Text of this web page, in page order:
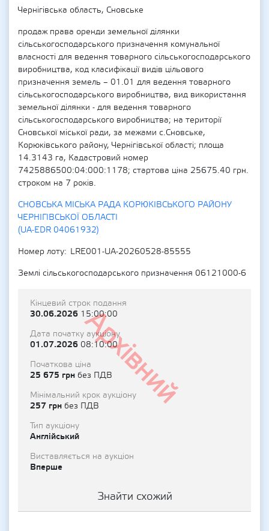
Чернігівська область, Сновське
продаж права оренди земельної ділянки
сільськогосподарського призначення комунальної
власності для ведення товарного сільськогосподарського
виробництва, код класифікації видів цільового
призначення земель – 01.01 для ведення товарного
сільськогосподарського виробництва, вид використання
земельної ділянки - для ведення товарного
сільськогосподарського виробництва; на території
Сновської міської ради, за межами с.Сновське,
Корюківського району, Чернігівської області; площа
14.3143 га, Кадастровий номер
7425886500:04:000:1178; стартова ціна 25675.40 грн.
строком на 7 років.
СНОВСЬКА МІСЬКА РАДА КОРЮКІВСЬКОГО РАЙОНУ
ЧЕРНІГІВСЬКОЇ ОБЛАСТІ
(UA-EDR 04061932)
Номер лоту
LRE001-UA-20260528-85555
Землі сільськогосподарського призначення 06121000-6
Архівний
Кінцевий строк подання
30.06.2026 15:00:00
Дата початку аукціону
01.07.2026 08:10:00
Початкова ціна
25 675 грн без ПДВ
Мінімальний крок аукціону
257 грн без ПДВ
Тип аукціону
Англійський
Виставляється на аукціон
Вперше
Знайти схожий